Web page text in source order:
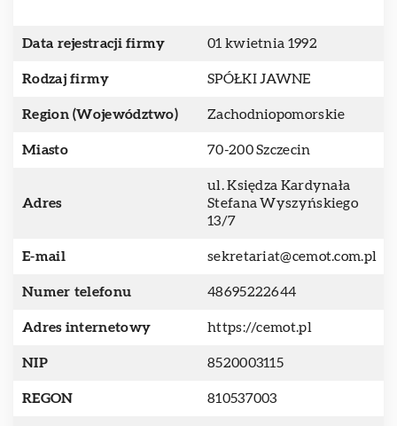
Data rejestracji firmy 01 kwietnia 1992
Rodzaj firmy SPÓŁKI JAWNE
Region (Województwo) Zachodniopomorskie
Miasto 70-200 Szczecin
Adres
ul. Księdza Kardynała
Stefana Wyszyńskiego
13/7
E-mail sekretariat@cemot.com.pl
Numer telefonu 48695222644
Adres internetowy https://cemot.pl
NIP 8520003115
REGON 810537003